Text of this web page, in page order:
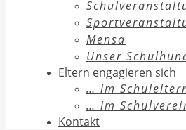
Mensa
Unser
Eltern engagieren sich
… im
… im
Kontakt